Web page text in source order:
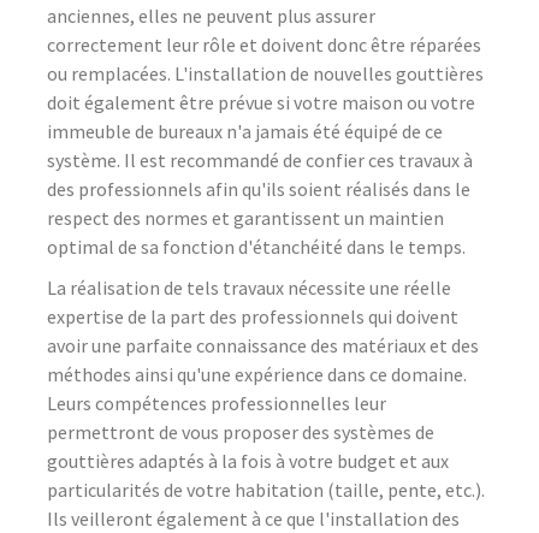
anciennes, elles ne peuvent plus assurer
correctement leur rôle et doivent donc être réparées
ou remplacées. L'installation de nouvelles gouttières
doit également être prévue si votre maison ou votre
immeuble de bureaux n'a jamais été équipé de ce
système. Il est recommandé de confier ces travaux à
des professionnels afin qu'ils soient réalisés dans le
respect des normes et garantissent un maintien
optimal de sa fonction d'étanchéité dans le temps.
La réalisation de tels travaux nécessite une réelle
expertise de la part des professionnels qui doivent
avoir une parfaite connaissance des matériaux et des
méthodes ainsi qu'une expérience dans ce domaine.
Leurs compétences professionnelles leur
permettront de vous proposer des systèmes de
gouttières adaptés à la fois à votre budget et aux
particularités de votre habitation (taille, pente, etc.).
Ils veilleront également à ce que l'installation des